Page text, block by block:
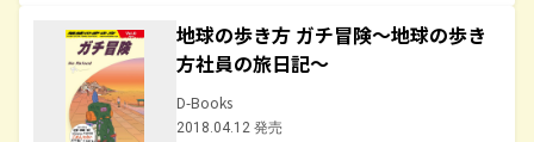
地球の歩き方 ガチ冒険～地球の歩き
方社員の旅日記～
D-Books
2018.04.12 発売